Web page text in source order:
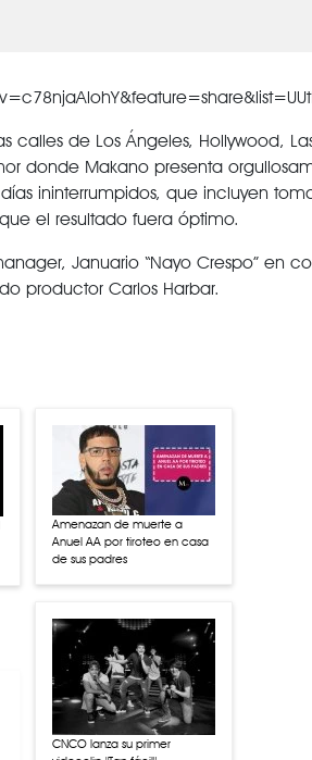
calles de Los Ángeles, Hollywood,
donde Makano presenta
ininterrumpidos, que incluyen
el resultado fuera óptimo.
Januario “Nayo Crespo” en
productor Carlos Harbar.
Amenazan de muerte a
Anuel AA por tiroteo en casa
de sus padres
CNCO lanza su primer